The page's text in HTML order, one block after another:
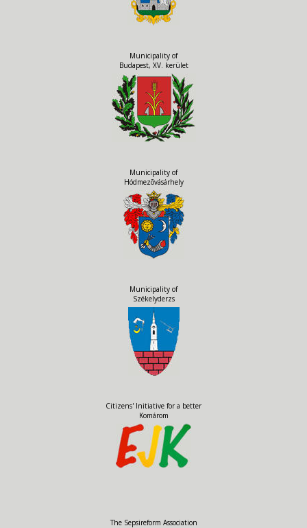
Municipality of
Budapest, XV. kerület
Municipality of
Hódmezõvásárhely
Municipality of
Székelyderzs
Citizens' Initiative for a better
Komárom
The Sepsireform Association